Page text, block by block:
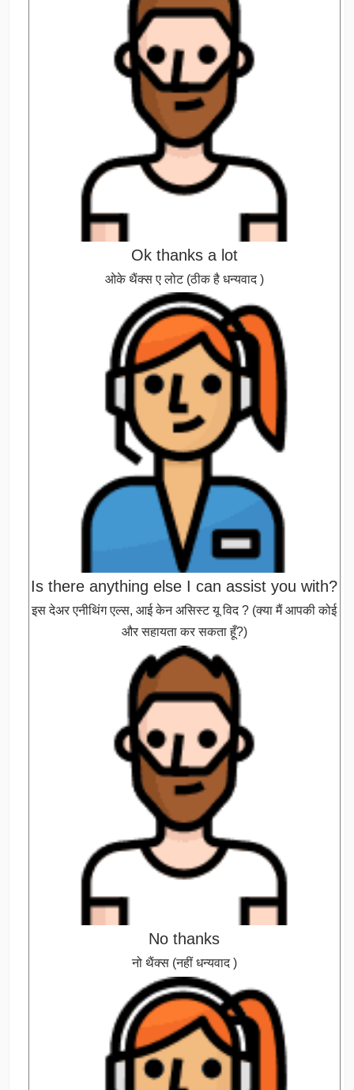
Ok thanks a lot
ओके थैंक्स ए लोट (ठीक है धन्यवाद )
Is there anything else I can assist you with?
इस देअर एनीथिंग एल्स, आई केन असिस्ट यू विद ? (क्या मैं आपकी कोई
और सहायता कर सकता हूँ?)
No thanks
नो थैंक्स (नहीं धन्यवाद )